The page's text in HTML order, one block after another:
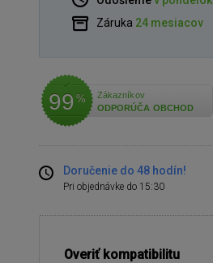
Záruka 24 mesiacov
99 %
Zákazníkov
ODPORÚČA OBCHOD
Doručenie do 48 hodín!
Pri objednávke do 15:30
Overiť kompatibilitu